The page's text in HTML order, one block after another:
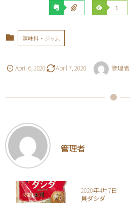
1
調味料・ジャム
April 6, 2020 April 7 2020 管理者
管理者
2020年4月7日
貝ダシダ